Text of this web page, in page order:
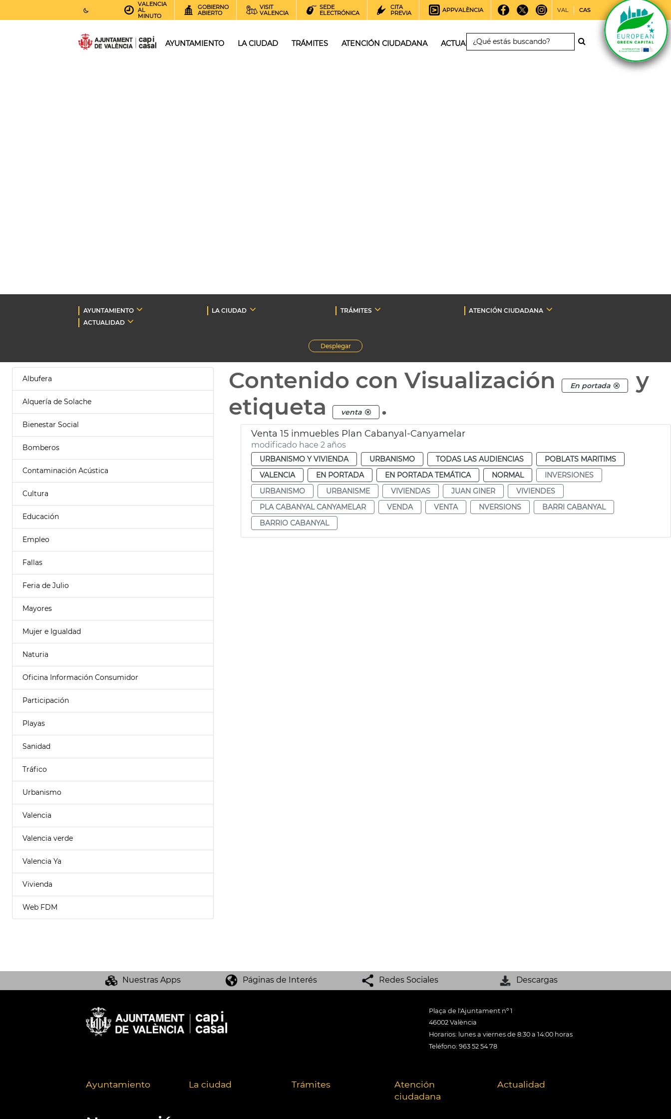
AEMET.GRADOS
VALENCIA
AL
MINUTO
GOBIERNO
ABIERTO
VISIT
VALENCIA
SEDE
ELECTRÓNICA
CITA
PREVIA
APPVALÈNCIA VAL CAS
AYUNTAMIENTO LA CIUDAD TRÁMITES ATENCIÓN CIUDADANA ACTUALIDAD
AYUNTAMIENTO LA CIUDAD TRÁMITES
ATENCIÓN CIUDADANA
ACTUALIDAD
Desplegar
Albufera
Alquería de Solache
Bienestar Social
Bomberos
Contaminación Acústica
Cultura
Educación
Empleo
Fallas
Feria de Julio
Mayores
Mujer e Igualdad
Naturia
Oficina Información Consumidor
Participación
Playas
Sanidad
Tráfico
Urbanismo
Valencia
Valencia verde
Valencia Ya
Vivienda
Web FDM
Contenido con Visualización En portada
y
etiqueta
venta .
Venta 15 inmuebles Plan Cabanyal-Canyamelar
modificado hace 2 años
URBANISMO Y VIVIENDA URBANISMO TODAS LAS AUDIENCIAS
POBLATS MARITIMS
VALENCIA
EN PORTADA EN PORTADA TEMÁTICA NORMAL
INVERSIONES
URBANISMO
URBANISME VIVIENDAS JUAN GINER
VIVIENDES
PLA CABANYAL CANYAMELAR
VENDA VENTA NVERSIONS
BARRI CABANYAL
BARRIO CABANYAL
Nuestras Apps Páginas de Interés Redes Sociales Descargas
Plaça de l'Ajuntament nº 1
46002 València
Horarios: lunes a viernes de 8:30 a 14:00 horas
Teléfono: 963 52 54 78
Ayuntamiento La ciudad Trámites
Atención
ciudadana
Actualidad